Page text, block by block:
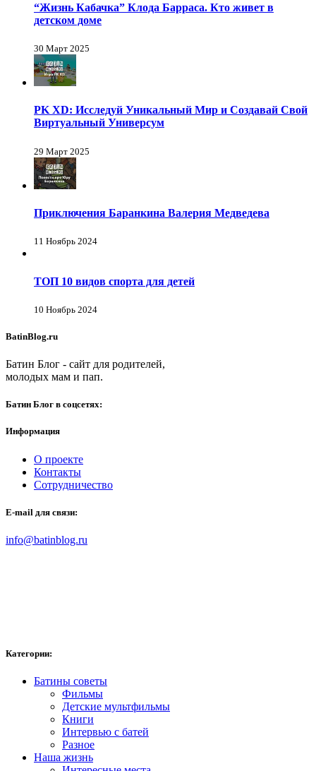
“Жизнь Кабачка” Клода Барраса. Кто живет в
детском доме
30 Март 2025
PK XD: Исследуй Уникальный Мир и Создавай Свой
Виртуальный Универсум
29 Март 2025
Приключения Баранкина Валерия Медведева
11 Ноябрь 2024
ТОП 10 видов спорта для детей
10 Ноябрь 2024
BatinBlog.ru
Батин Блог - сайт для родителей,
молодых мам и пап.
Батин Блог в соцсетях:
Информация
О проекте
Контакты
Сотрудничество
E-mail для связи:
info@batinblog.ru
Категории:
Батины советы
Фильмы
Детские мультфильмы
Книги
Интервью с батей
Разное
Наша жизнь